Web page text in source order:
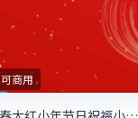
可商用